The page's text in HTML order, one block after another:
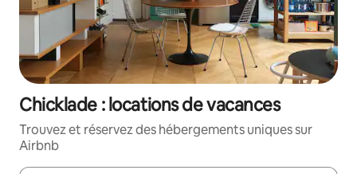
Chicklade : locations de vacances
Trouvez et réservez des hébergements uniques sur
Airbnb